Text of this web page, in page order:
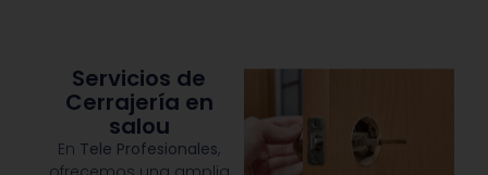
Servicios de
Cerrajería en
salou
En Tele Profesionales,